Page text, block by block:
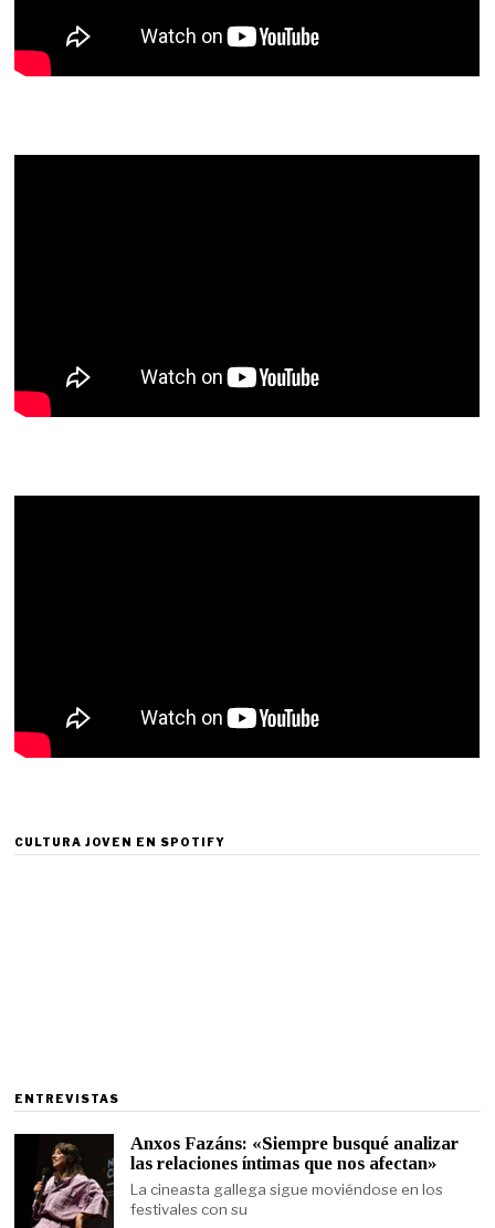
CULTURA JOVEN EN SPOTIFY
ENTREVISTAS
Anxos Fazáns: «Siempre busqué analizar
las relaciones íntimas que nos afectan»
La cineasta gallega sigue moviéndose en los
festivales con su